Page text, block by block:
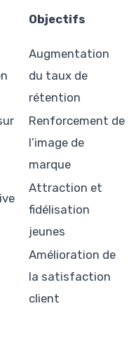
Objectifs
Augmentation
du taux de
rétention
Renforcement de
l’image de
marque
Attraction et
fidélisation
jeunes
Amélioration de
la satisfaction
client